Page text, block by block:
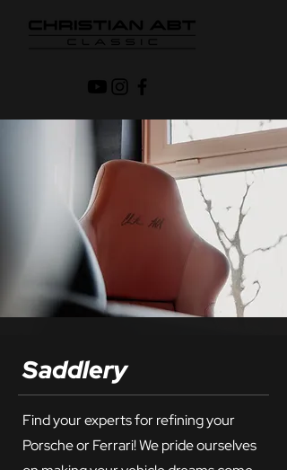
Saddlery
Find your experts for refining your
Porsche or Ferrari! We pride ourselves